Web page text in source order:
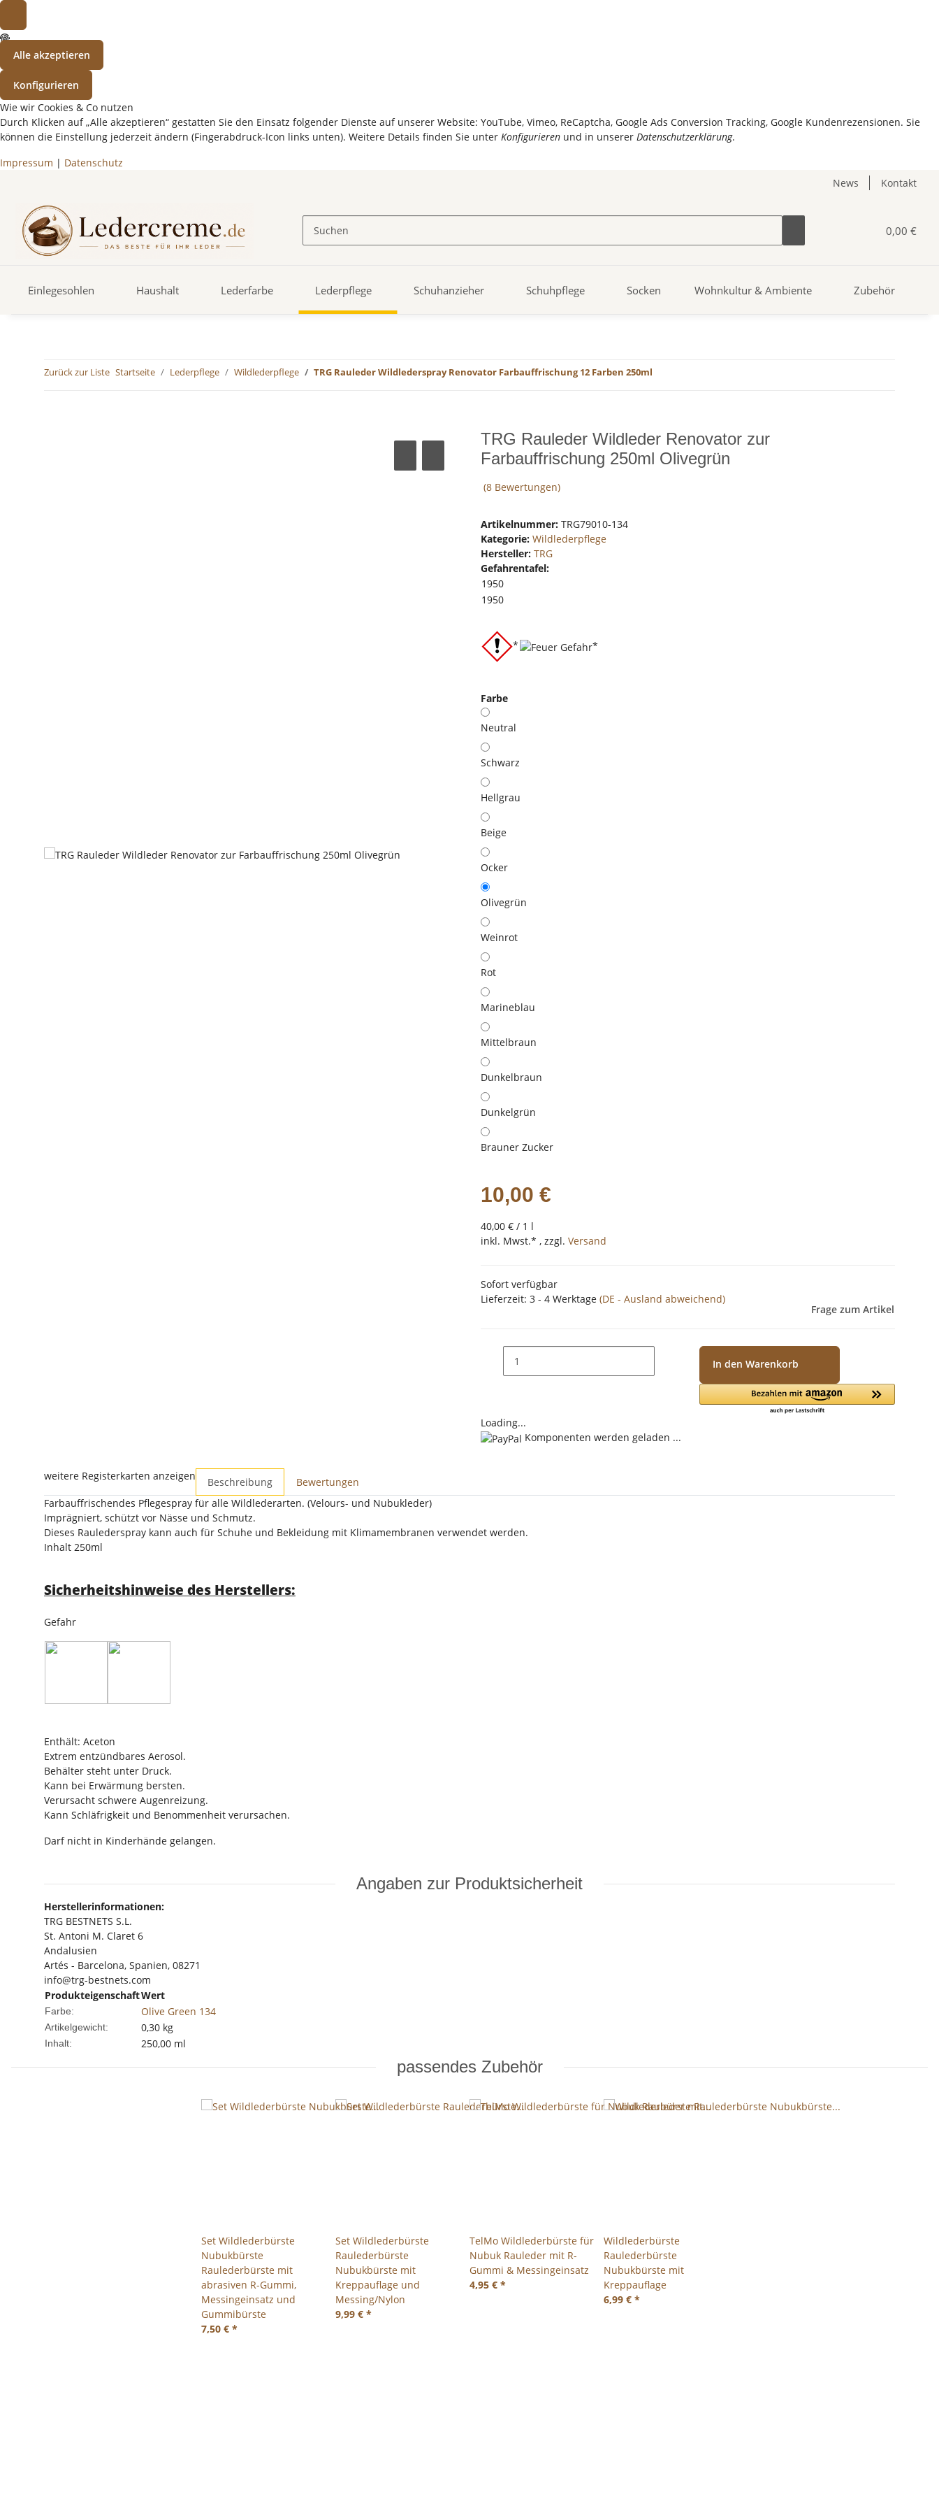
Alle akzeptieren
Konfigurieren
Wie wir Cookies & Co nutzen
Durch Klicken auf „Alle akzeptieren“ gestatten Sie den Einsatz folgender Dienste auf unserer Website: YouTube, Vimeo, ReCaptcha, Google Ads Conversion Tracking, Google Kundenrezensionen. Sie
können die Einstellung jederzeit ändern (Fingerabdruck-Icon links unten). Weitere Details finden Sie unter Konfigurieren und in unserer Datenschutzerklärung.
Impressum | Datenschutz
News
Kontakt
0,00 €
Einlegesohlen Haushalt Lederfarbe Lederpflege Schuhanzieher Schuhpflege Socken Wohnkultur & Ambiente Zubehör
Zurück zur Liste Startseite Lederpflege Wildlederpflege TRG Rauleder Wildlederspray Renovator Farbauffrischung 12 Farben 250ml
TRG Rauleder Wildleder Renovator zur
Farbauffrischung 250ml Olivegrün
(8 Bewertungen)
Artikelnummer: TRG79010-134
Kategorie: Wildlederpflege
Hersteller: TRG
Gefahrentafel:
1950
1950
* *
Farbe
Neutral
Schwarz
Hellgrau
Beige
Ocker
Olivegrün
Weinrot
Rot
Marineblau
Mittelbraun
Dunkelbraun
Dunkelgrün
Brauner Zucker
10,00 €
40,00 € / 1 l
inkl. Mwst.* , zzgl. Versand
Sofort verfügbar
Lieferzeit: 3 - 4 Werktage (DE - Ausland abweichend)
Frage zum Artikel
In den Warenkorb
Loading...
Komponenten werden geladen ...
weitere Registerkarten anzeigen Beschreibung
Bewertungen
Farbauffrischendes Pflegespray für alle Wildlederarten. (Velours- und Nubukleder)
Imprägniert, schützt vor Nässe und Schmutz.
Dieses Raulederspray kann auch für Schuhe und Bekleidung mit Klimamembranen verwendet werden.
Inhalt 250ml
Sicherheitshinweise des Herstellers:
Gefahr
Enthält: Aceton
Extrem entzündbares Aerosol.
Behälter steht unter Druck.
Kann bei Erwärmung bersten.
Verursacht schwere Augenreizung.
Kann Schläfrigkeit und Benommenheit verursachen.
Darf nicht in Kinderhände gelangen.
Angaben zur Produktsicherheit
Herstellerinformationen:
TRG BESTNETS S.L.
St. Antoni M. Claret 6
Andalusien
Artés - Barcelona, Spanien, 08271
info@trg-bestnets.com
ProdukteigenschaftWert
Farbe: Olive Green 134
Artikelgewicht: 0,30 kg
Inhalt: 250,00 ml
passendes Zubehör
Set Wildlederbürste
Nubukbürste
Raulederbürste mit
abrasiven R-Gummi,
Messingeinsatz und
Gummibürste
7,50 € *
Set Wildlederbürste
Raulederbürste
Nubukbürste mit
Kreppauflage und
Messing/Nylon
9,99 € *
TelMo Wildlederbürste für
Nubuk Rauleder mit R-
Gummi & Messingeinsatz
4,95 € *
Wildlederbürste
Raulederbürste
Nubukbürste mit
Kreppauflage
6,99 € *